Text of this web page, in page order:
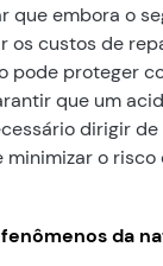
que embora o
os custos de
pode proteger
que um
dirigir
minimizar o
da